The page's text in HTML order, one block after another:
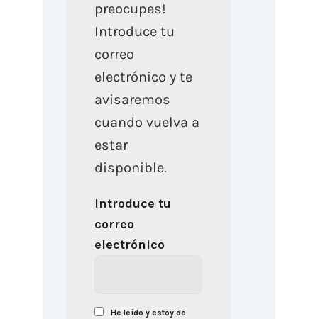
preocupes!
Introduce tu
correo
electrónico y te
avisaremos
cuando vuelva a
estar
disponible.
Introduce tu
correo
electrónico
He leído y estoy de